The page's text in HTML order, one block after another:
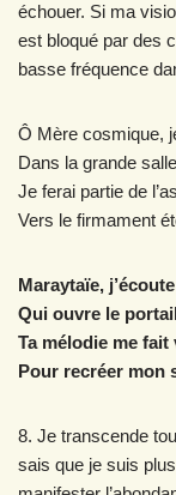
échouer. Si ma
est bloqué par des
basse fréquence
Ô Mère cosmique,
Dans la grande
Je ferai partie de
Vers le firmament
Maraytaïe,
Qui ouvre le
Ta mélodie me fait
Pour recréer mon
8. Je transcende
sais que je suis